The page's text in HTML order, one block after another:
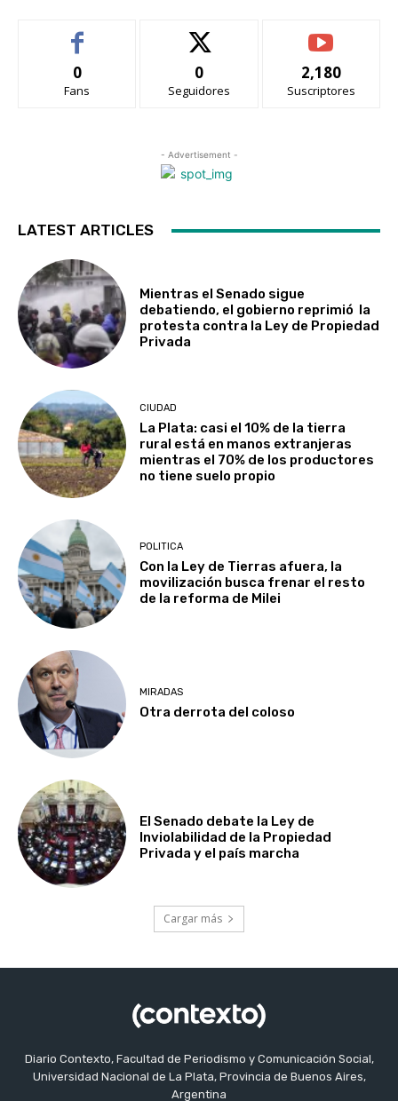
0
Fans
0
Seguidores
2,180
Suscriptores
- Advertisement -
LATEST ARTICLES
Mientras el Senado sigue
debatiendo, el gobierno reprimió la
protesta contra la Ley de Propiedad
Privada
CIUDAD
La Plata: casi el 10% de la tierra
rural está en manos extranjeras
mientras el 70% de los productores
no tiene suelo propio
POLITICA
Con la Ley de Tierras afuera, la
movilización busca frenar el resto
de la reforma de Milei
MIRADAS
Otra derrota del coloso
El Senado debate la Ley de
Inviolabilidad de la Propiedad
Privada y el país marcha
Cargar más
Diario Contexto, Facultad de Periodismo y Comunicación Social,
Universidad Nacional de La Plata, Provincia de Buenos Aires,
Argentina